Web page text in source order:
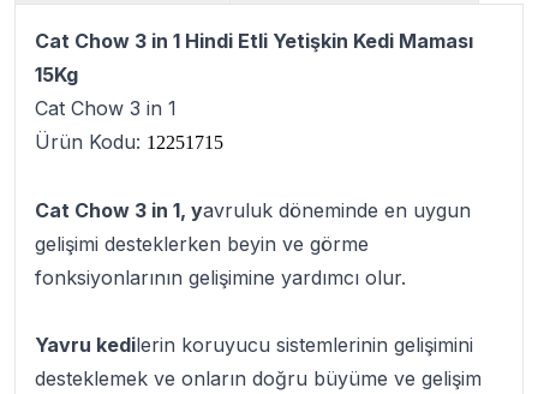
Cat Chow 3 in 1 Hindi Etli Yetişkin Kedi Maması
15Kg
Cat Chow 3 in 1
Ürün Kodu: 12251715
Cat Chow 3 in 1, yavruluk döneminde en uygun
gelişimi desteklerken beyin ve görme
fonksiyonlarının gelişimine yardımcı olur.
Yavru kedilerin koruyucu sistemlerinin gelişimini
desteklemek ve onların doğru büyüme ve gelişim